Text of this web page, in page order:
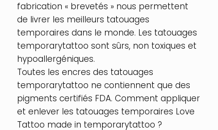
fabrication « brevetés » nous permettent
de livrer les meilleurs tatouages
temporaires dans le monde. Les tatouages
temporarytattoo sont sûrs, non toxiques et
hypoallergéniques.
Toutes les encres des tatouages
temporarytattoo ne contiennent que des
pigments certifiés FDA. Comment appliquer
et enlever les tatouages temporaires Love
Tattoo made in temporarytattoo ?